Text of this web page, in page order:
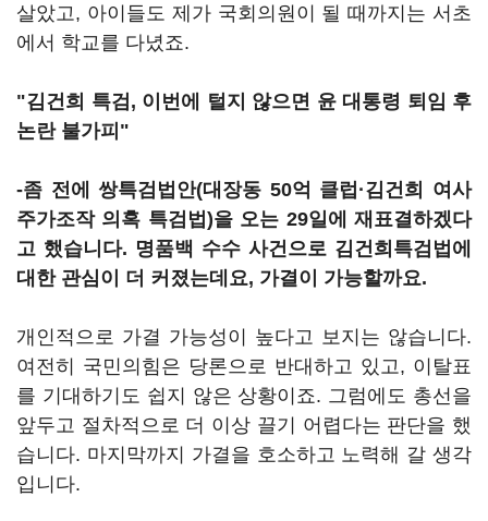
살았고, 아이들도 제가 국회의원이 될 때까지는 서초
에서 학교를 다녔죠.
"김건희 특검, 이번에 털지 않으면 윤 대통령 퇴임 후
논란 불가피"
-좀 전에 쌍특검법안(대장동 50억 클럽·김건희 여사
주가조작 의혹 특검법)을 오는 29일에 재표결하겠다
고 했습니다. 명품백 수수 사건으로 김건희특검법에
대한 관심이 더 커졌는데요, 가결이 가능할까요.
개인적으로 가결 가능성이 높다고 보지는 않습니다.
여전히 국민의힘은 당론으로 반대하고 있고, 이탈표
를 기대하기도 쉽지 않은 상황이죠. 그럼에도 총선을
앞두고 절차적으로 더 이상 끌기 어렵다는 판단을 했
습니다. 마지막까지 가결을 호소하고 노력해 갈 생각
입니다.